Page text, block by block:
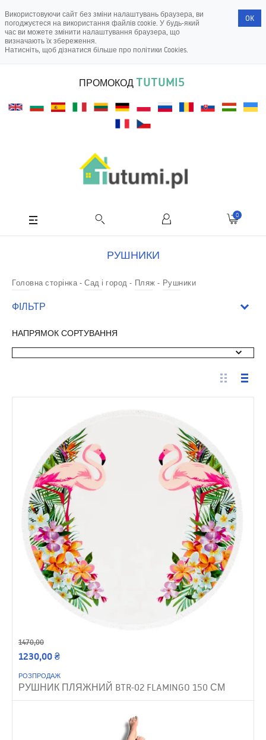
Використовуючи сайт без зміни налаштувань браузера, ви
погоджуєтеся на використання файлів cookie. У будь-який
час ви можете змінити налаштування браузера, що
визначають їх збереження.
Натисніть, щоб дізнатися більше про політики Cookies.
OK
ПРОМОКОД TUTUMI5
0
РУШНИКИ
Головна сторінка Сад і город Пляж Рушники
ФІЛЬТР
НАПРЯМОК СОРТУВАННЯ
1470,00
1230,00₴
РОЗПРОДАЖ
РУШНИК ПЛЯЖНИЙ BTR-02 FLAMINGO 150 СМ